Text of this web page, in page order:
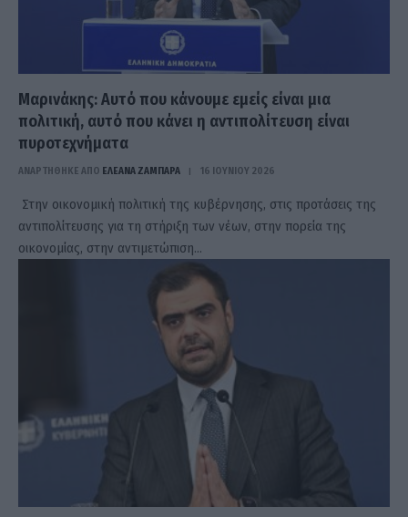
Μαρινάκης: Αυτό που κάνουμε εμείς είναι μια
πολιτική, αυτό που κάνει η αντιπολίτευση είναι
πυροτεχνήματα
ΑΝΑΡΤΗΘΗΚΕ ΑΠΟ ΕΛΕΑΝΑ ΖΑΜΠΑΡΑ 16 ΙΟΥΝΊΟΥ 2026
Στην οικονομική πολιτική της κυβέρνησης, στις προτάσεις της
αντιπολίτευσης για τη στήριξη των νέων, στην πορεία της
οικονομίας, στην αντιμετώπιση…